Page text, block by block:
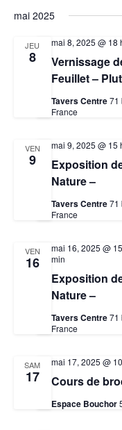
mai 2025
JEU
8
Vernissage
Feuillet –
mai 8, 2025 @ 18
Tavers Centre71
France
VEN
9
Exposition
Nature –
mai 9, 2025 @ 15
Tavers Centre71
France
VEN
16
Exposition
Nature –
mai 16, 2025 @
min
Tavers Centre71
France
SAM
17 Cours de
mai 17, 2025 @
Espace Bouchor